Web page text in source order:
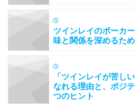
ツインレイのポーカ
味と関係を深めるた
「ツインレイが苦し
なれる理由と、ポジ
つのヒント